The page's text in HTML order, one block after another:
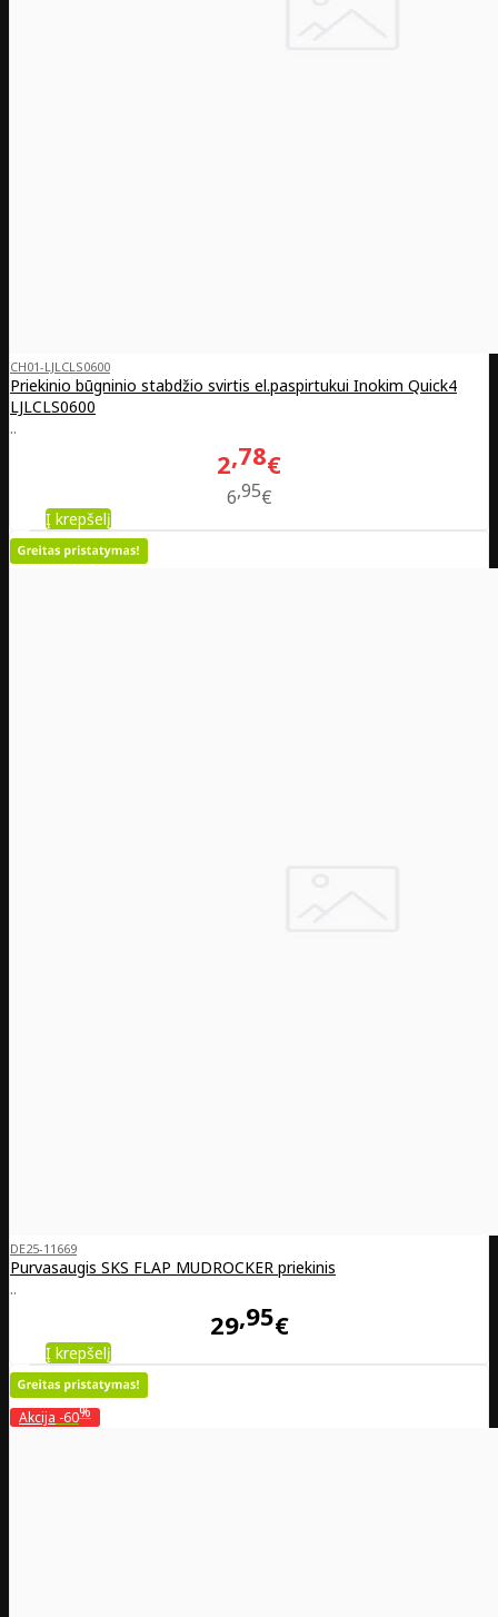
CH01-LJLCLS0600
Priekinio būgninio stabdžio svirtis el.paspirtukui Inokim Quick4
LJLCLS0600
..
2 78€
6 95€
Į krepšelį
DE25-11669
Purvasaugis SKS FLAP MUDROCKER priekinis
..
29 95€
Į krepšelį
Akcija -60%